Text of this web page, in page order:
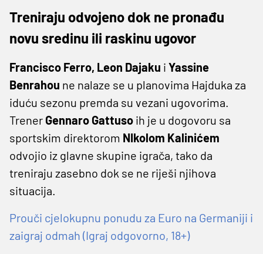
Treniraju odvojeno dok ne pronađu
novu sredinu ili raskinu ugovor
Francisco Ferro, Leon Dajaku i Yassine
Benrahou ne nalaze se u planovima Hajduka za
iduću sezonu premda su vezani ugovorima.
Trener Gennaro Gattuso ih je u dogovoru sa
sportskim direktorom NIkolom Kalinićem
odvojio iz glavne skupine igrača, tako da
treniraju zasebno dok se ne riješi njihova
situacija.
Prouči cjelokupnu ponudu za Euro na Germaniji i
zaigraj odmah (Igraj odgovorno, 18+)